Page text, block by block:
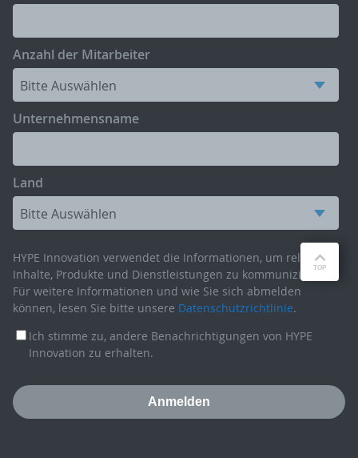
Anzahl der Mitarbeiter
Unternehmensname
Land
HYPE Innovation verwendet die Informationen, um relevante
Inhalte, Produkte und Dienstleistungen zu kommunizieren.
Für weitere Informationen und wie Sie sich abmelden
können, lesen Sie bitte unsere Datenschutzrichtlinie.
Ich stimme zu, andere Benachrichtigungen von HYPE
Innovation zu erhalten.